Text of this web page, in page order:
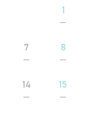
1
7 8
14 15